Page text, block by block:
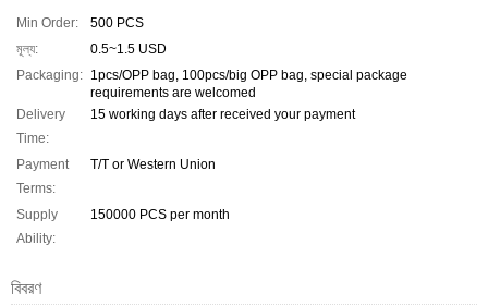
Min Order:
500 PCS
মূল্য:
0.5~1.5 USD
Packaging: 1pcs/OPP bag, 100pcs/big OPP bag, special package
requirements are welcomed
Delivery
Time:
15 working days after received your payment
Payment
Terms:
T/T or Western Union
Supply
Ability:
150000 PCS per month
বিবরণ